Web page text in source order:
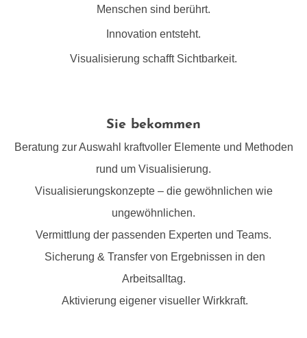
Menschen sind berührt.
Innovation entsteht.
Visualisierung schafft Sichtbarkeit.
Sie bekommen
Beratung zur Auswahl kraftvoller Elemente und Methoden
rund um Visualisierung.
Visualisierungskonzepte – die gewöhnlichen wie
ungewöhnlichen.
Vermittlung der passenden Experten und Teams.
Sicherung & Transfer von Ergebnissen in den
Arbeitsalltag.
Aktivierung eigener visueller Wirkkraft.